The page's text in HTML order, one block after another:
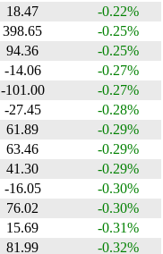
18.47
-0.22%
398.65
-0.25%
94.36
-0.25%
-14.06
-0.27%
-101.00
-0.27%
-27.45
-0.28%
61.89
-0.29%
63.46
-0.29%
41.30
-0.29%
-16.05
-0.30%
76.02
-0.30%
15.69
-0.31%
81.99
-0.32%